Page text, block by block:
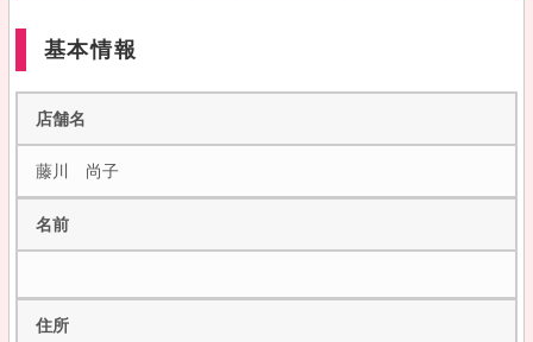
基本情報
店舗名
藤川 尚子
名前
住所